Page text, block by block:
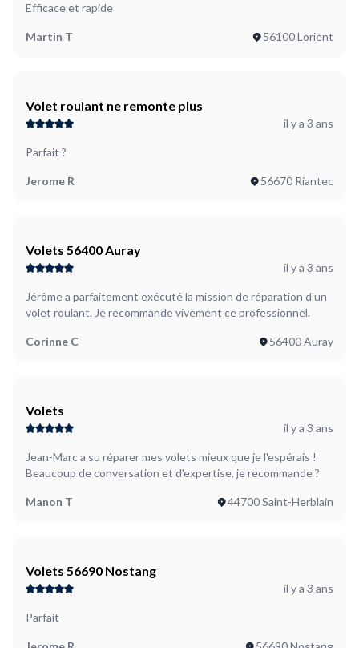
Efficace et rapide
Martin T 56100 Lorient
Volet roulant ne remonte plus
il y a 3 ans
Parfait ?
Jerome R 56670 Riantec
Volets 56400 Auray
il y a 3 ans
Jérôme a parfaitement exécuté la mission de réparation d'un
volet roulant. Je recommande vivement ce professionnel.
Corinne C 56400 Auray
Volets
il y a 3 ans
Jean-Marc a su réparer mes volets mieux que je l'espérais !
Beaucoup de conversation et d'expertise, je recommande ?
Manon T 44700 Saint-Herblain
Volets 56690 Nostang
il y a 3 ans
Parfait